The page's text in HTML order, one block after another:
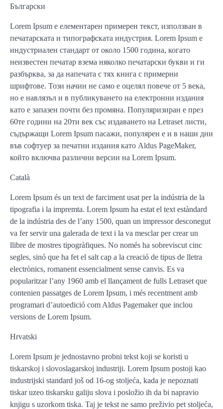
Български
Lorem Ipsum е елементарен примерен текст, използван в
печатарската и типографската индустрия. Lorem Ipsum е
индустриален стандарт от около 1500 година, когато
неизвестен печатар взема няколко печатарски букви и ги
разбърква, за да напечата с тях книга с примерни
шрифтове. Този начин не само е оцелял повече от 5 века,
но е навлязъл и в публикуването на електронни издания
като е запазен почти без промяна. Популяризиран е през
60те години на 20ти век със издаването на Letraset листи,
съдържащи Lorem Ipsum пасажи, популярен е и в наши дни
във софтуер за печатни издания като Aldus PageMaker,
който включва различни версии на Lorem Ipsum.
Català
Lorem Ipsum és un text de farciment usat per la indústria de la
tipografia i la impremta. Lorem Ipsum ha estat el text estàndard
de la indústria des de l’any 1500, quan un impressor desconegut
va fer servir una galerada de text i la va mesclar per crear un
llibre de mostres tipogràfiques. No només ha sobreviscut cinc
segles, sinó que ha fet el salt cap a la creació de tipus de lletra
electrònics, romanent essencialment sense canvis. Es va
popularitzar l’any 1960 amb el llançament de fulls Letraset que
contenien passatges de Lorem Ipsum, i més recentment amb
programari d’autoedició com Aldus Pagemaker que inclou
versions de Lorem Ipsum.
Hrvatski
Lorem Ipsum je jednostavno probni tekst koji se koristi u
tiskarskoj i slovoslagarskoj industriji. Lorem Ipsum postoji kao
industrijski standard još od 16-og stoljeća, kada je nepoznati
tiskar uzeo tiskarsku galiju slova i posložio ih da bi napravio
knjigu s uzorkom tiska. Taj je tekst ne samo preživio pet stoljeća,